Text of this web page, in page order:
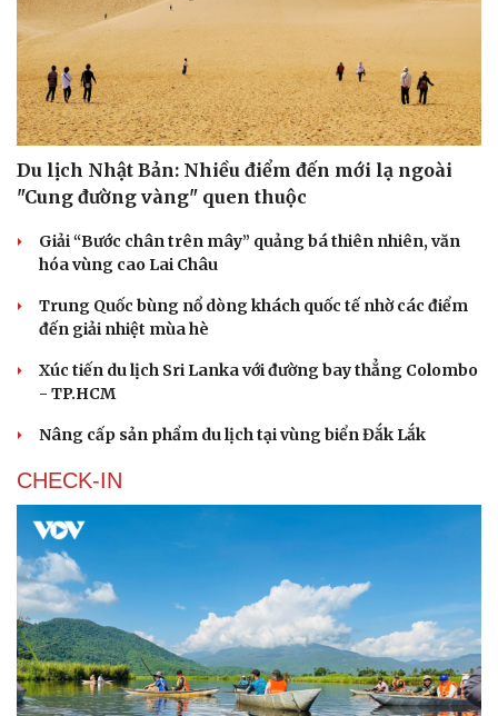
Văn hóa
Văn học
Âm nhạc
Di sản
Giải trí
Sao Việt
Du lịch Nhật Bản: Nhiều điểm đến mới lạ ngoài
"Cung đường vàng" quen thuộc
Giải “Bước chân trên mây” quảng bá thiên nhiên, văn
hóa vùng cao Lai Châu
Trung Quốc bùng nổ dòng khách quốc tế nhờ các điểm
đến giải nhiệt mùa hè
Xúc tiến du lịch Sri Lanka với đường bay thẳng Colombo
- TP.HCM
Nâng cấp sản phẩm du lịch tại vùng biển Đắk Lắk
CHECK-IN